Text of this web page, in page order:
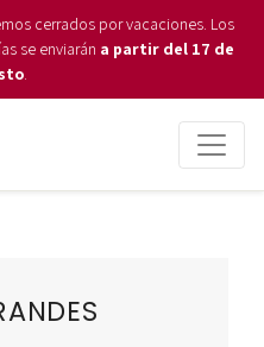
cerrados por vacaciones. Los
se enviarán a partir del 17 de
.